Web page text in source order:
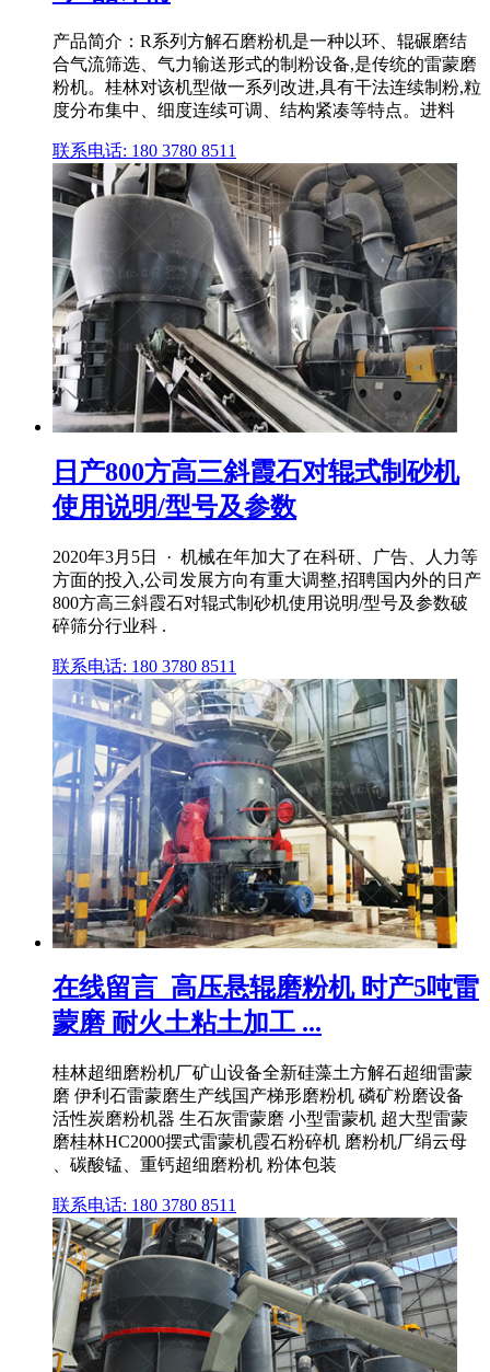
产品简介：R系列方解石磨粉机是一种以环、辊碾磨结
合气流筛选、气力输送形式的制粉设备,是传统的雷蒙磨
粉机。桂林对该机型做一系列改进,具有干法连续制粉,粒
度分布集中、细度连续可调、结构紧凑等特点。进料
联系电话: 180 3780 8511
日产800方高三斜霞石对辊式制砂机
使用说明/型号及参数
2020年3月5日 · 机械在年加大了在科研、广告、人力等
方面的投入,公司发展方向有重大调整,招聘国内外的日产
800方高三斜霞石对辊式制砂机使用说明/型号及参数破
碎筛分行业科 .
联系电话: 180 3780 8511
在线留言_高压悬辊磨粉机 时产5吨雷
蒙磨 耐火土粘土加工 ...
桂林超细磨粉机厂矿山设备全新硅藻土方解石超细雷蒙
磨 伊利石雷蒙磨生产线国产梯形磨粉机 磷矿粉磨设备
活性炭磨粉机器 生石灰雷蒙磨 小型雷蒙机 超大型雷蒙
磨桂林HC2000摆式雷蒙机霞石粉碎机 磨粉机厂绢云母
、碳酸锰、重钙超细磨粉机 粉体包装
联系电话: 180 3780 8511